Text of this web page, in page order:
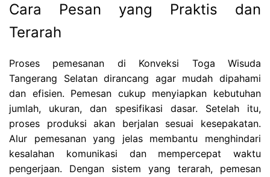
Cara Pesan yang Praktis dan
Terarah
Proses pemesanan di Konveksi Toga Wisuda
Tangerang Selatan dirancang agar mudah dipahami
dan efisien. Pemesan cukup menyiapkan kebutuhan
jumlah, ukuran, dan spesifikasi dasar. Setelah itu,
proses produksi akan berjalan sesuai kesepakatan.
Alur pemesanan yang jelas membantu menghindari
kesalahan komunikasi dan mempercepat waktu
pengerjaan. Dengan sistem yang terarah, pemesan